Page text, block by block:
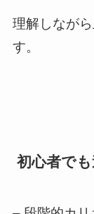
理解しなが
す。
初心者で